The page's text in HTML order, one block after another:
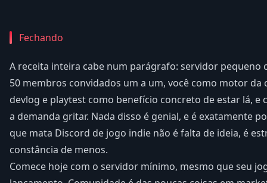
Fechando
A receita inteira cabe num parágrafo: servidor pequeno
50 membros convidados um a um, você como motor da
devlog e playtest como benefício concreto de estar lá, e
a demanda gritar. Nada disso é genial, e é exatamente
que mata Discord de jogo indie não é falta de ideia, é
constância de menos.
Comece hoje com o servidor mínimo, mesmo que seu